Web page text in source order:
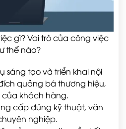
gì? Vai trò của công việc
thế nào?
sáng tạo và triển khai nội
quảng bá thương hiệu,
của khách hàng.
cấp đúng kỹ thuật, văn
nghiệp.